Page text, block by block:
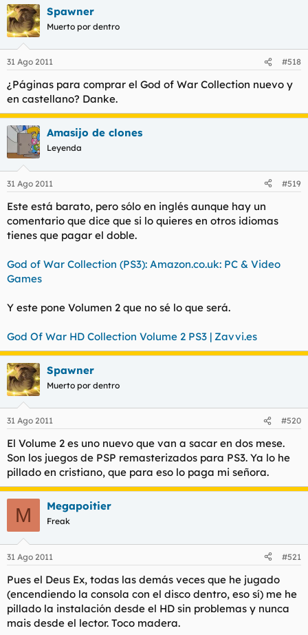
Spawner
Muerto por dentro
31 Ago 2011 #518
¿Páginas para comprar el God of War Collection nuevo y
en castellano? Danke.
Amasijo de clones
Leyenda
31 Ago 2011 #519
Este está barato, pero sólo en inglés aunque hay un
comentario que dice que si lo quieres en otros idiomas
tienes que pagar el doble.
God of War Collection (PS3): Amazon.co.uk: PC & Video
Games
Y este pone Volumen 2 que no sé lo que será.
God Of War HD Collection Volume 2 PS3 | Zavvi.es
Spawner
Muerto por dentro
31 Ago 2011 #520
El Volume 2 es uno nuevo que van a sacar en dos mese.
Son los juegos de PSP remasterizados para PS3. Ya lo he
pillado en cristiano, que para eso lo paga mi señora.
M Megapoitier
Freak
31 Ago 2011 #521
Pues el Deus Ex, todas las demás veces que he jugado
(encendiendo la consola con el disco dentro, eso sí) me he
pillado la instalación desde el HD sin problemas y nunca
mais desde el lector. Toco madera.